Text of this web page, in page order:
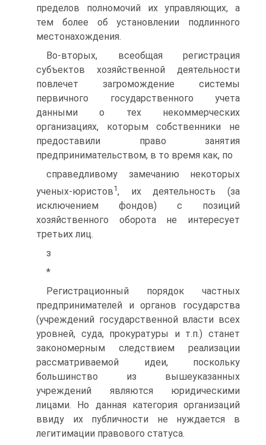
пределов полномочий их управляющих, а
тем более об установлении подлинного
местонахождения.
Во-вторых, всеобщая регистрация
субъектов хозяйственной деятельности
повлечет загромождение системы
первичного государственного учета
данными о тех некоммерческих
организациях, которым собственники не
предоставили право занятия
предпринимательством, в то время как, по
справедливому замечанию некоторых
ученых-юристов1, их деятельность (за
исключением фондов) с позиций
хозяйственного оборота не интересует
третьих лиц.
з
*
Регистрационный порядок частных
предпринимателей и органов государства
(учреждений государственной власти всех
уровней, суда, прокуратуры и т.п.) станет
закономерным следствием реализации
рассматриваемой идеи, поскольку
большинство из вышеуказанных
учреждений являются юридическими
лицами. Но данная категория организаций
ввиду их публичности не нуждается в
легитимации правового статуса.